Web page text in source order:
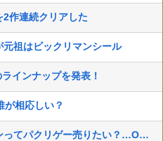
作連続クリアした
祖はビックリマンシール
インナップを発表！
が相応しい？
【悲報】任天堂「変態カメレオンってパクリゲー売りたい？…OK！」